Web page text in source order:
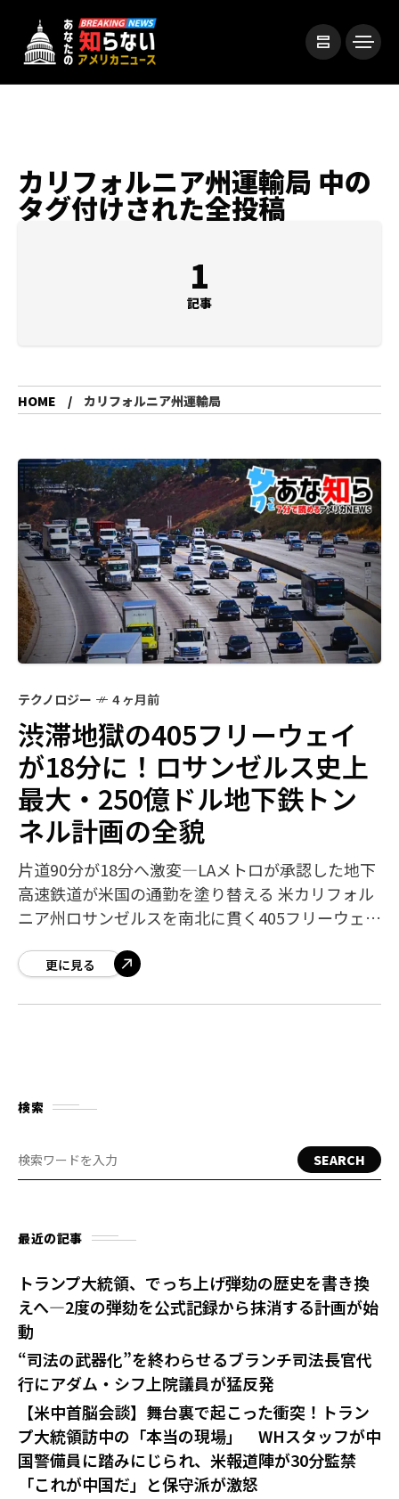
カリフォルニア州運輸局 中の
タグ付けされた全投稿
1
記事
HOME カリフォルニア州運輸局
テクノロジー 4 ヶ月前
渋滞地獄の405フリーウェイ
が18分に！ロサンゼルス史上
最大・250億ドル地下鉄トン
ネル計画の全貌
片道90分が18分へ激変—LAメトロが承認した地下
高速鉄道が米国の通勤を塗り替える 米カリフォル
ニア州ロサンゼルスを南北に貫く405フリーウェイ
する「悪夢の道路」として知られ
更に見る
検索
SEARCH
最近の記事
トランプ大統領、でっち上げ弾劾の歴史を書き換
えへ—2度の弾劾を公式記録から抹消する計画が始
動
“司法の武器化”を終わらせるブランチ司法長官代
行にアダム・シフ上院議員が猛反発
【米中首脳会談】舞台裏で起こった衝突！トラン
プ大統領訪中の「本当の現場」 WHスタッフが中
国警備員に踏みにじられ、米報道陣が30分監禁
「これが中国だ」と保守派が激怒